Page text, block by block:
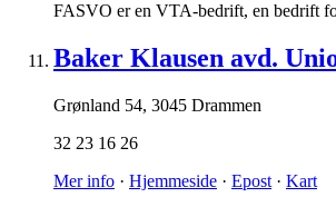
FASVO er en VTA-bedrift, en bedrift
Baker Klausen avd.
Grønland 54, 3045 Drammen
32 23 16 26
Mer info · Hjemmeside · Epost · Kart